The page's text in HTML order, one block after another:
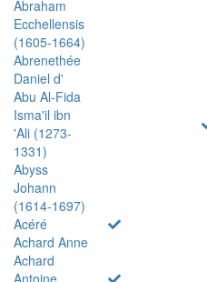
Abraham
Ecchellensis
(1605-1664)
Abrenethée
Daniel d'
Abu Al-Fida
Isma'il ibn
'Ali (1273-
1331)
Abyss
Johann
(1614-1697)
Acéré
Achard Anne
Achard
Antoine